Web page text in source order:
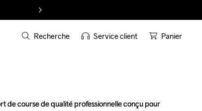
Recherche Service client Panier
de course de qualité professionnelle conçu pour
de course de qualité professionnelle conçu pour